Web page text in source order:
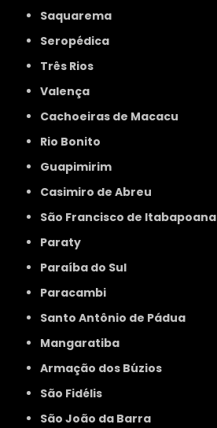
Saquarema
Seropédica
Três Rios
Valença
Cachoeiras de Macacu
Rio Bonito
Guapimirim
Casimiro de Abreu
São Francisco de Itabapoana
Paraty
Paraíba do Sul
Paracambi
Santo Antônio de Pádua
Mangaratiba
Armação dos Búzios
São Fidélis
São João da Barra